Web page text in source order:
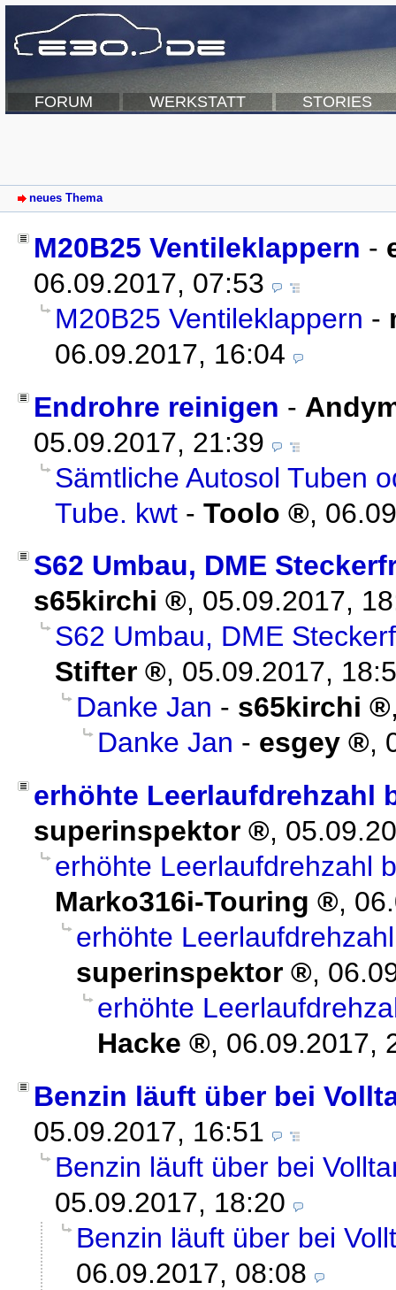
FORUM WERKSTATT STORIES
neues Thema
M20B25 Ventileklappern -
06.09.2017, 07:53
M20B25 Ventileklappern -
06.09.2017, 16:04
Endrohre reinigen -
05.09.2017, 21:39
Sämtliche Autosol Tuben
Tube. kwt - Toolo ,
S62 Umbau, DME
s65kirchi
, 05.09.2017,
S62 Umbau, DME
Stifter
, 05.09.2017,
Danke Jan - s65kirchi
Danke Jan - esgey ,
erhöhte Leerlaufdrehzahl
superinspektor
,
erhöhte Leerlaufdrehzahl
Marko316i-Touring
,
erhöhte
superinspektor
,
erhöhte
Hacke
, 06.09.2017,
Benzin läuft über bei
05.09.2017, 16:51
Benzin läuft über bei
05.09.2017, 18:20
Benzin läuft über bei
06.09.2017, 08:08